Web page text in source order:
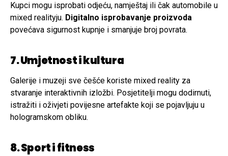
Kupci mogu isprobati odjeću, namještaj ili čak automobile u
mixed realityju. Digitalno isprobavanje proizvoda
povećava sigurnost kupnje i smanjuje broj povrata.
7. Umjetnost i kultura
Galerije i muzeji sve češće koriste mixed reality za
stvaranje interaktivnih izložbi. Posjetitelji mogu dodirnuti,
istražiti i oživjeti povijesne artefakte koji se pojavljuju u
hologramskom obliku.
8. Sport i fitness